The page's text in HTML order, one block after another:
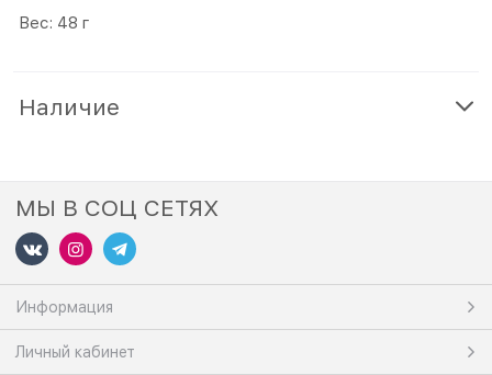
Вес: 48 г
Наличие
МЫ В СОЦ СЕТЯХ
Информация
Личный кабинет